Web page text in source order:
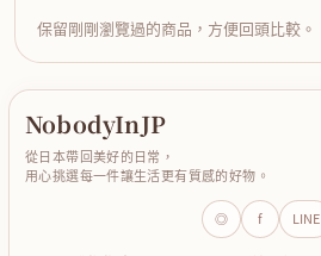
保留剛剛瀏覽過的商品，方便回頭比較。
NobodyInJP
從日本帶回美好的日常，
用心挑選每一件讓生活更有質感的好物。
◎ f LINE